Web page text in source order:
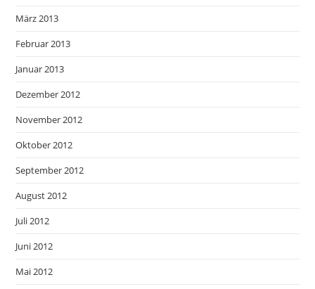
März 2013
Februar 2013
Januar 2013
Dezember 2012
November 2012
Oktober 2012
September 2012
August 2012
Juli 2012
Juni 2012
Mai 2012